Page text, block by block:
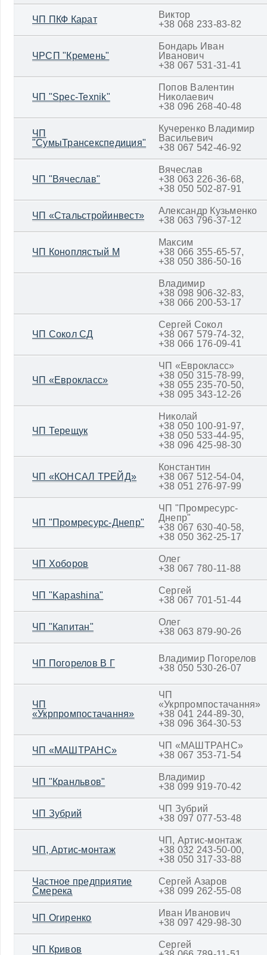
ЧП ПКФ Карат
Виктор
+38 068 233-83-82
ЧРСП "Кремень"
Бондарь Иван
Иванович
+38 067 531-31-41
ЧП "Spec-Texnik"
Попов Валентин
Николаевич
+38 096 268-40-48
ЧП
"СумыТрансекспедиция"
Кучеренко Владимир
Васильевич
+38 067 542-46-92
ЧП "Вячеслав"
Вячеслав
+38 063 226-36-68,
+38 050 502-87-91
ЧП «Стальстройинвест»
Александр Кузьменко
+38 063 796-37-12
ЧП Коноплястый М
Максим
+38 066 355-65-57,
+38 050 386-50-16
Владимир
+38 098 906-32-83,
+38 066 200-53-17
ЧП Сокол СД
Сергей Сокол
+38 067 579-74-32,
+38 066 176-09-41
ЧП «Еврокласс»
ЧП «Еврокласс»
+38 050 315-78-99,
+38 055 235-70-50,
+38 095 343-12-26
ЧП Терещук
Николай
+38 050 100-91-97,
+38 050 533-44-95,
+38 096 425-98-30
ЧП «КОНСАЛ ТРЕЙД»
Константин
+38 067 512-54-04,
+38 051 276-97-99
ЧП "Промресурс-Днепр"
ЧП "Промресурс-
Днепр"
+38 067 630-40-58,
+38 050 362-25-17
ЧП Хоборов
Олег
+38 067 780-11-88
ЧП "Kapashina"
Сергей
+38 067 701-51-44
ЧП "Капитан"
Олег
+38 063 879-90-26
ЧП Погорелов В Г
Владимир Погорелов
+38 050 530-26-07
ЧП
«Укрпромпостачання»
ЧП
«Укрпромпостачання»
+38 041 244-89-30,
+38 096 364-30-53
ЧП «МАШТРАНС»
ЧП «МАШТРАНС»
+38 067 353-71-54
ЧП "Кранльвов"
Владимир
+38 099 919-70-42
ЧП Зубрий
ЧП Зубрий
+38 097 077-53-48
ЧП, Артис-монтаж
ЧП, Артис-монтаж
+38 032 243-50-00,
+38 050 317-33-88
Частное предприятие
Смерека
Сергей Азаров
+38 099 262-55-08
ЧП Огиренко
Иван Иванович
+38 097 429-98-30
ЧП Кривов
Сергей